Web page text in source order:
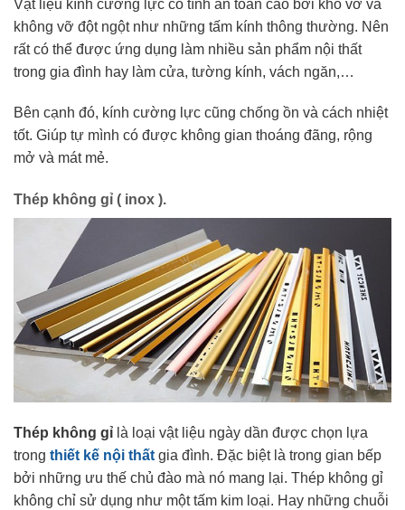
Vật liệu kính cường lực có tính an toàn cao bởi khó vỡ và
không vỡ đột ngột như những tấm kính thông thường. Nên
rất có thể được ứng dụng làm nhiều sản phẩm nội thất
trong gia đình hay làm cửa, tường kính, vách ngăn,…
Bên cạnh đó, kính cường lực cũng chống ồn và cách nhiệt
tốt. Giúp tự mình có được không gian thoáng đãng, rộng
mở và mát mẻ.
Thép không gỉ ( inox ).
Thép không gỉ là loại vật liệu ngày dần được chọn lựa
trong thiết kế nội thất gia đình. Đặc biệt là trong gian bếp
bởi những ưu thế chủ đào mà nó mang lại. Thép không gỉ
không chỉ sử dụng như một tấm kim loại. Hay những chuỗi